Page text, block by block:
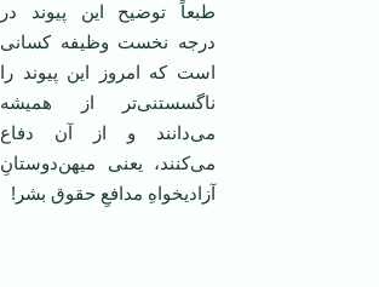
طبعاً توضيح اين پيوند در
درجه نخست وظيفه کسانی
است که امروز اين پيوند را
ناگسستنی‌تر از هميشه
می‌دانند و از آن دفاع
می‌کنند، يعنی ميهن‌دوستانِ
آزاديخواهِ مدافعِ حقوق بشر!